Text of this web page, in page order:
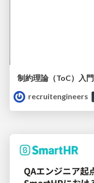
制約理論（ToC）入
recruitengineers